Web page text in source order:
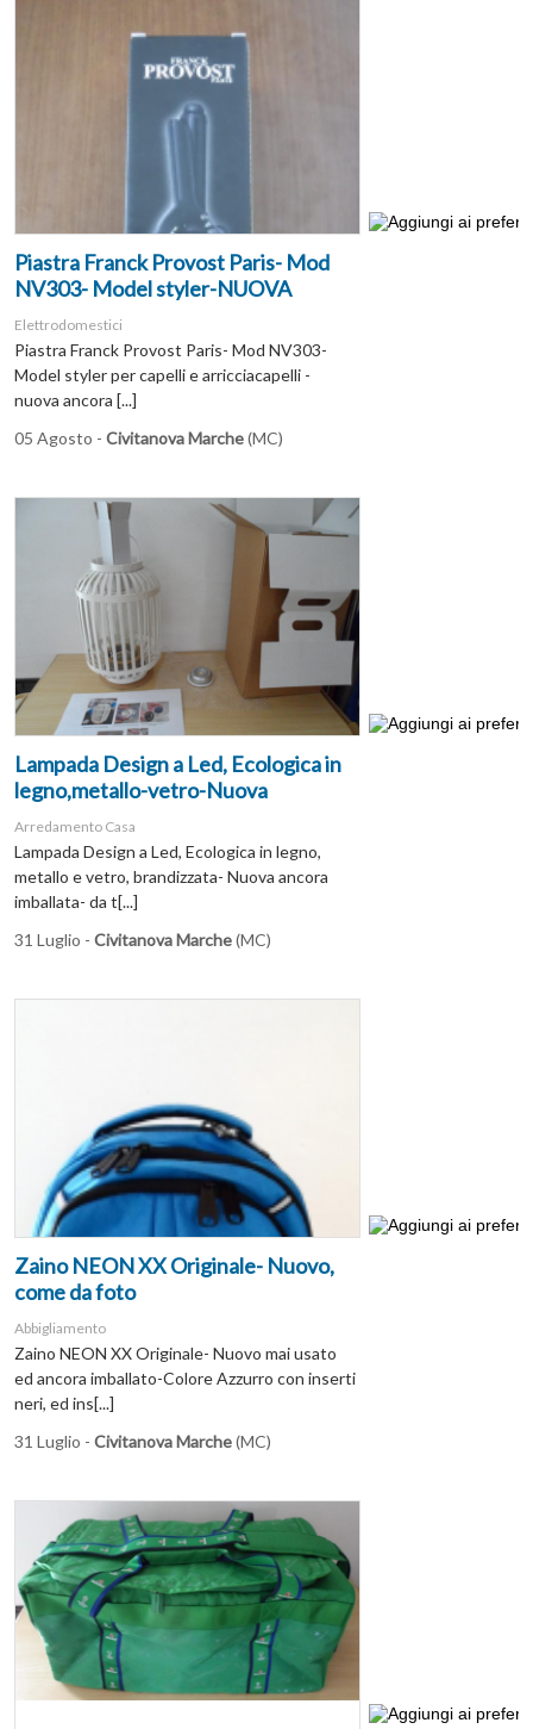
Piastra Franck Provost Paris- Mod
NV303- Model styler-NUOVA
Elettrodomestici
Piastra Franck Provost Paris- Mod NV303-
Model styler per capelli e arricciacapelli -
nuova ancora [...]
05 Agosto - Civitanova Marche(MC)
Lampada Design a Led, Ecologica in
legno,metallo-vetro-Nuova
Arredamento Casa
Lampada Design a Led, Ecologica in legno,
metallo e vetro, brandizzata- Nuova ancora
imballata- da t[...]
31 Luglio - Civitanova Marche(MC)
Zaino NEON XX Originale- Nuovo,
come da foto
Abbigliamento
Zaino NEON XX Originale- Nuovo mai usato
ed ancora imballato-Colore Azzurro con inserti
neri, ed ins[...]
31 Luglio - Civitanova Marche(MC)